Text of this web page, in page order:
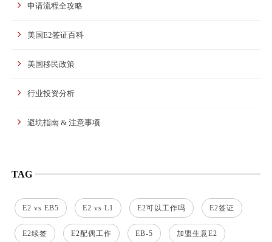
申请流程全攻略
美国E2签证百科
美国移民政策
行业投资分析
避坑指南 & 注意事项
TAG
E2 vs EB5 E2 vs L1 E2可以工作吗 E2签证
E2续签 E2配偶工作 EB-5 加盟生意E2